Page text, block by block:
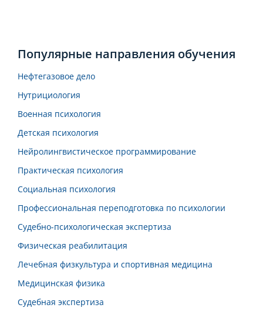
Популярные направления обучения
Нефтегазовое дело
Нутрициология
Военная психология
Детская психология
Нейролингвистическое программирование
Практическая психология
Социальная психология
Профессиональная переподготовка по психологии
Судебно-психологическая экспертиза
Физическая реабилитация
Лечебная физкультура и спортивная медицина
Медицинская физика
Судебная экспертиза